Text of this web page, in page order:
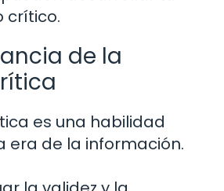
crítico.
de la
es una habilidad
era de la información.